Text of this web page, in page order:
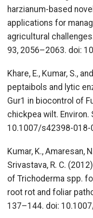
harzianum-based
applications for
agricultural
93, 2056–2063. doi:
Khare, E., Kumar, S.,
peptaibols and lytic
Gur1 in biocontrol of
chickpea wilt. Environ.
10.1007/s42398-018-
Kumar, K., Amaresan,
Srivastava, R. C.
of Trichoderma spp.
root rot and foliar
137–144. doi: